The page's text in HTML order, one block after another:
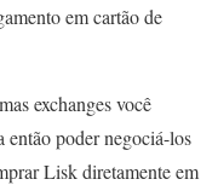
em cartão de
exchanges você
poder negociá-los
Lisk diretamente em